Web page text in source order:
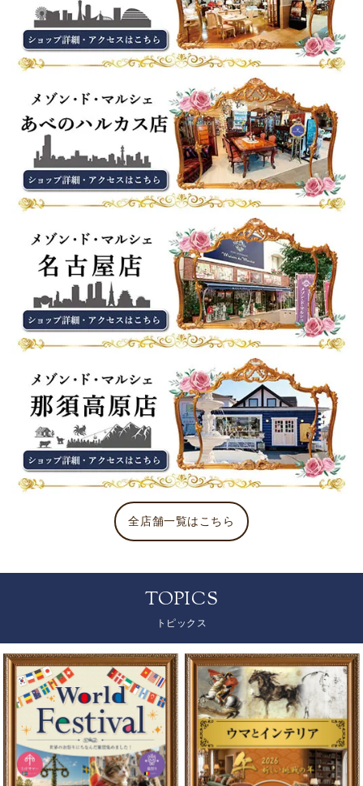
全店舗一覧はこちら
TOPICS
トピックス